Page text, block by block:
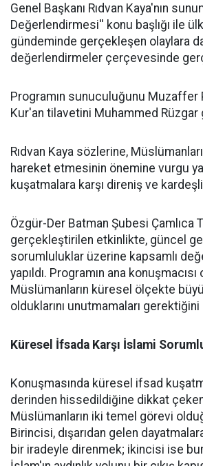
Genel Başkanı Rıdvan Kaya'nın
Değerlendirmesi'' konu başlığı ile
gündeminde gerçekleşen olaylara
değerlendirmeler çerçevesinde
Programın sunuculuğunu Muzaffer
Kur'an tilavetini Muhammed
Rıdvan Kaya sözlerine,
hareket etmesinin önemine vurgu
kuşatmalara karşı direniş ve
Özgür-Der Batman Şubesi Çamlıca
gerçekleştirilen etkinlikte, güncel
sorumluluklar üzerine kapsamlı
yapıldı. Programın ana konuşmacısı
Müslümanların küresel ölçekte
olduklarını unutmamaları gerektiğini
Küresel İfsada Karşı İslami
Konuşmasında küresel ifsad
derinden hissedildiğine dikkat
Müslümanların iki temel görevi
Birincisi, dışarıdan gelen
bir iradeyle direnmek; ikincisi ise